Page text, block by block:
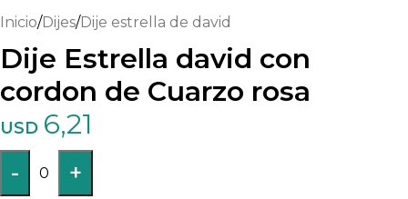
Inicio/Dijes/Dije estrella de david
Dije Estrella david con
cordon de Cuarzo rosa
USD 6,21
- 0 +